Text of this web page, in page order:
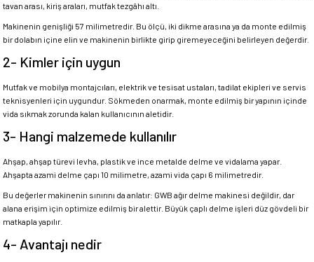
tavan arası, kiriş araları, mutfak tezgâhı altı.
Makinenin genişliği 57 milimetredir. Bu ölçü, iki dikme arasına ya da monte edilmiş
bir dolabın içine elin ve makinenin birlikte girip giremeyeceğini belirleyen değerdir.
2- Kimler için uygun
Mutfak ve mobilya montajcıları, elektrik ve tesisat ustaları, tadilat ekipleri ve servis
teknisyenleri için uygundur. Sökmeden onarmak, monte edilmiş bir yapının içinde
vida sıkmak zorunda kalan kullanıcının aletidir.
3- Hangi malzemede kullanılır
Ahşap, ahşap türevi levha, plastik ve ince metalde delme ve vidalama yapar.
Ahşapta azami delme çapı 10 milimetre, azami vida çapı 6 milimetredir.
Bu değerler makinenin sınırını da anlatır: GWB ağır delme makinesi değildir, dar
alana erişim için optimize edilmiş bir alettir. Büyük çaplı delme işleri düz gövdeli bir
matkapla yapılır.
4- Avantajı nedir